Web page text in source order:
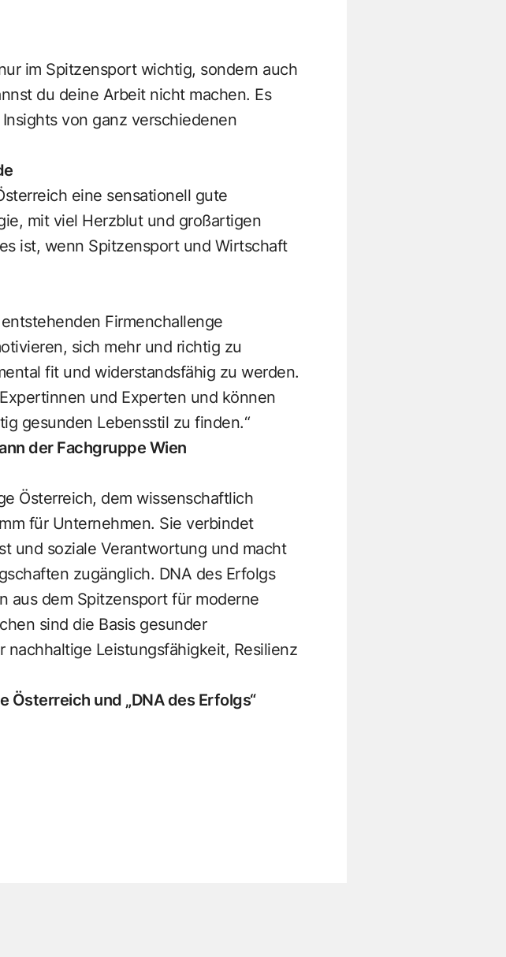
im Spitzensport wichtig, sondern auch
du deine Arbeit nicht machen. Es
von ganz verschiedenen
eine sensationell gute
mit viel Herzblut und großartigen
ist, wenn Spitzensport und Wirtschaft
Firmenchallenge
sich mehr und richtig zu
fit und widerstandsfähig zu werden.
und Experten und können
gesunden Lebensstil zu finden.“
der Fachgruppe Wien
Österreich, dem wissenschaftlich
für Unternehmen. Sie verbindet
und soziale Verantwortung und macht
zugänglich. DNA des Erfolgs
aus dem Spitzensport für moderne
sind die Basis gesunder
Leistungsfähigkeit, Resilienz
Österreich und „DNA des Erfolgs“